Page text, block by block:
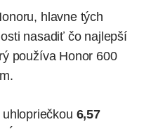
hlavne tých
nasadiť čo najlepší
používa Honor 600
6,57